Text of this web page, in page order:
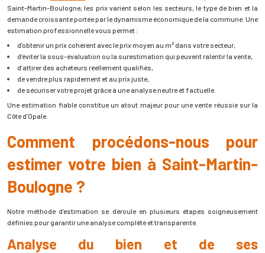
Saint-Martin-Boulogne, les prix varient selon les secteurs, le type de bien et la
demande croissante portée par le dynamisme économique de la commune. Une
estimation professionnelle vous permet :
d’obtenir un prix cohérent avec le prix moyen au m² dans votre secteur,
d’éviter la sous-évaluation ou la surestimation qui peuvent ralentir la vente,
d’attirer des acheteurs réellement qualifiés,
de vendre plus rapidement et au prix juste,
de sécuriser votre projet grâce à une analyse neutre et factuelle.
Une estimation fiable constitue un atout majeur pour une vente réussie sur la
Côte d’Opale.
Comment procédons-nous pour
estimer votre bien à Saint-Martin-
Boulogne ?
Notre méthode d’estimation se déroule en plusieurs étapes soigneusement
définies pour garantir une analyse complète et transparente.
Analyse du bien et de ses